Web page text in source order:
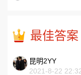
最佳答案
昆明2YY
2021-8-22